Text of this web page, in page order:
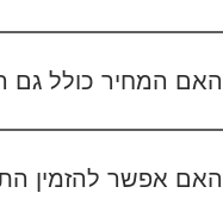
האם המחיר כולל גם
האם אפשר להזמין